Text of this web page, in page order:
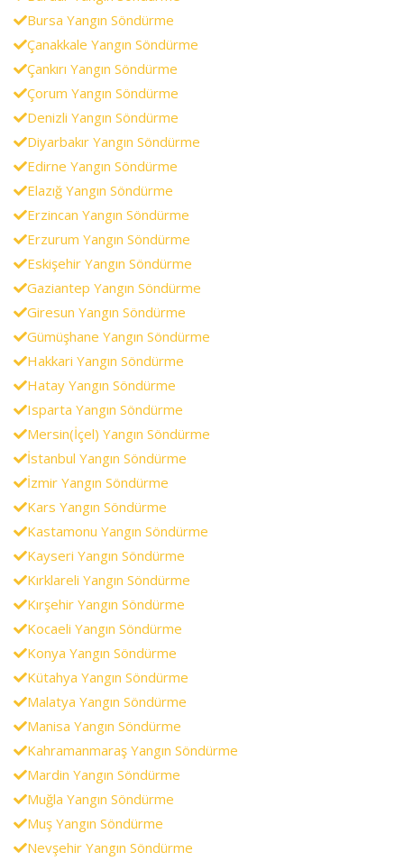
Bursa Yangın Söndürme
Çanakkale Yangın Söndürme
Çankırı Yangın Söndürme
Çorum Yangın Söndürme
Denizli Yangın Söndürme
Diyarbakır Yangın Söndürme
Edirne Yangın Söndürme
Elazığ Yangın Söndürme
Erzincan Yangın Söndürme
Erzurum Yangın Söndürme
Eskişehir Yangın Söndürme
Gaziantep Yangın Söndürme
Giresun Yangın Söndürme
Gümüşhane Yangın Söndürme
Hakkari Yangın Söndürme
Hatay Yangın Söndürme
Isparta Yangın Söndürme
Mersin(İçel) Yangın Söndürme
İstanbul Yangın Söndürme
İzmir Yangın Söndürme
Kars Yangın Söndürme
Kastamonu Yangın Söndürme
Kayseri Yangın Söndürme
Kırklareli Yangın Söndürme
Kırşehir Yangın Söndürme
Kocaeli Yangın Söndürme
Konya Yangın Söndürme
Kütahya Yangın Söndürme
Malatya Yangın Söndürme
Manisa Yangın Söndürme
Kahramanmaraş Yangın Söndürme
Mardin Yangın Söndürme
Muğla Yangın Söndürme
Muş Yangın Söndürme
Nevşehir Yangın Söndürme